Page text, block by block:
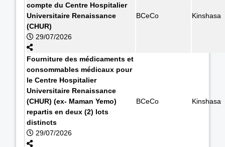
compte du Centre Hospitalier
Universitaire Renaissance
(CHUR)
29/07/2026
BCeCo Kinshasa
Fourniture des médicaments et
consommables médicaux pour
le Centre Hospitalier
Universitaire Renaissance
(CHUR) (ex- Maman Yemo)
repartis en deux (2) lots
distincts
29/07/2026
BCeCo Kinshasa